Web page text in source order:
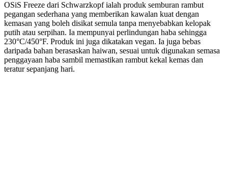
OSiS Freeze dari Schwarzkopf ialah produk semburan rambut
pegangan sederhana yang memberikan kawalan kuat dengan
kemasan yang boleh disikat semula tanpa menyebabkan kelopak
putih atau serpihan. Ia mempunyai perlindungan haba sehingga
230°C/450°F. Produk ini juga dikatakan vegan. Ia juga bebas
daripada bahan berasaskan haiwan, sesuai untuk digunakan semasa
penggayaan haba sambil memastikan rambut kekal kemas dan
teratur sepanjang hari.